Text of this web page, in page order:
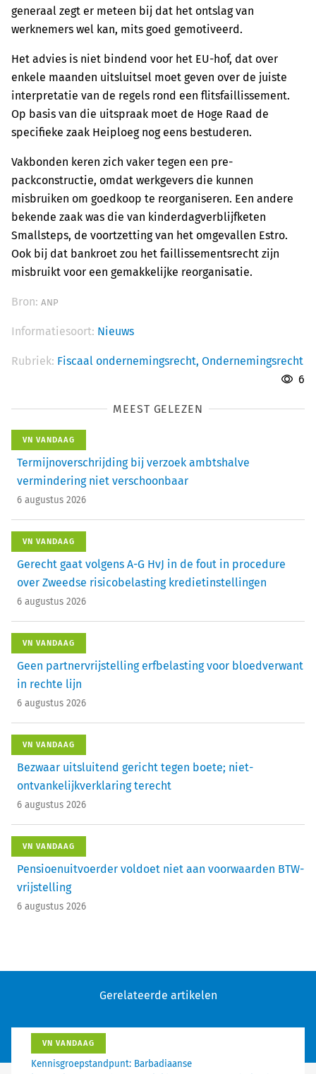
generaal zegt er meteen bij dat het ontslag van
werknemers wel kan, mits goed gemotiveerd.
Het advies is niet bindend voor het EU-hof, dat over
enkele maanden uitsluitsel moet geven over de juiste
interpretatie van de regels rond een flitsfaillissement.
Op basis van die uitspraak moet de Hoge Raad de
specifieke zaak Heiploeg nog eens bestuderen.
Vakbonden keren zich vaker tegen een pre-
packconstructie, omdat werkgevers die kunnen
misbruiken om goedkoop te reorganiseren. Een andere
bekende zaak was die van kinderdagverblijfketen
Smallsteps, de voortzetting van het omgevallen Estro.
Ook bij dat bankroet zou het faillissementsrecht zijn
misbruikt voor een gemakkelijke reorganisatie.
Bron: ANP
Informatiesoort: Nieuws
Rubriek: Fiscaal ondernemingsrecht, Ondernemingsrecht
6
MEEST GELEZEN
VN VANDAAG
Termijnoverschrijding bij verzoek ambtshalve
vermindering niet verschoonbaar
6 augustus 2026
VN VANDAAG
Gerecht gaat volgens A-G HvJ in de fout in procedure
over Zweedse risicobelasting kredietinstellingen
6 augustus 2026
VN VANDAAG
Geen partnervrijstelling erfbelasting voor bloedverwant
in rechte lijn
6 augustus 2026
VN VANDAAG
Bezwaar uitsluitend gericht tegen boete; niet-
ontvankelijkverklaring terecht
6 augustus 2026
VN VANDAAG
Pensioenuitvoerder voldoet niet aan voorwaarden BTW-
vrijstelling
6 augustus 2026
Gerelateerde artikelen
VN VANDAAG
Kennisgroepstandpunt: Barbadiaanse